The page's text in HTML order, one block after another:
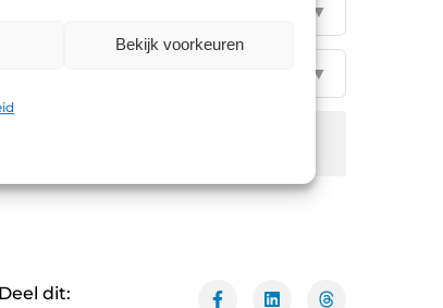
Bekijk voorkeuren
▼
▼
Deel dit: